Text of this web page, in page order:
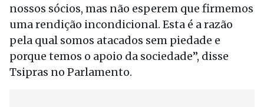
nossos sócios, mas não esperem que firmemos
uma rendição incondicional. Esta é a razão
pela qual somos atacados sem piedade e
porque temos o apoio da sociedade”, disse
Tsipras no Parlamento.